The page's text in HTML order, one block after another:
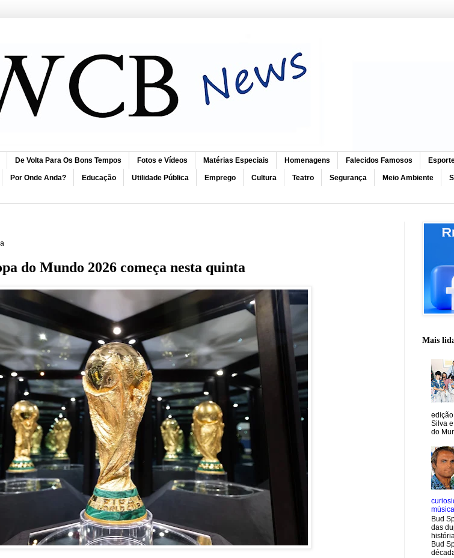
De Volta Para Os Bons Tempos Fotos e Vídeos Matérias Especiais Homenagens Falecidos Famosos
Por Onde Anda? Educação Utilidade Pública Emprego Cultura Teatro Segurança Meio Ambiente
do Mundo 2026 começa nesta quinta
Mais
Silva
do
Bud
das
Bud